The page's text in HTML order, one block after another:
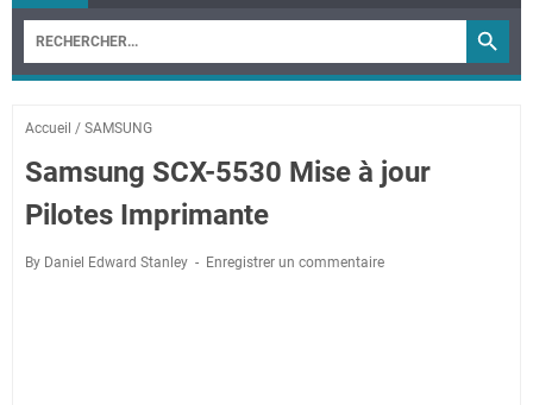
Accueil / SAMSUNG
Samsung SCX-5530 Mise à jour
Pilotes Imprimante
By Daniel Edward Stanley Enregistrer un commentaire